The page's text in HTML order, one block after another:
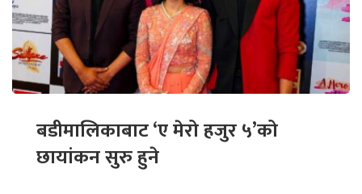
बडीमालिकाबाट ‘ए मेरो हजुर ५’को
छायांकन सुरु हुने